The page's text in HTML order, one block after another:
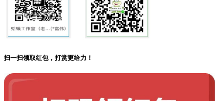
扫一扫领取红包，打赏更给力！